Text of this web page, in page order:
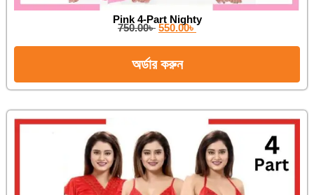
Pink 4-Part Nighty
750.00৳ 550.00৳
অর্ডার করুন